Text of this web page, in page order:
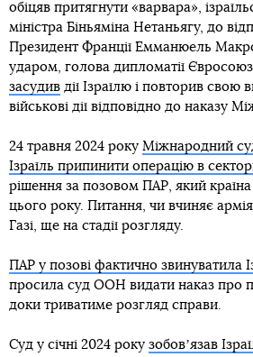
обіцяв притягнути «варвара»,
міністра Біньяміна Нетаньягу, до
Президент Франції Емманюель
ударом, голова дипломатії
засудив дії Ізраїлю і повторив свою
військові дії відповідно до наказу
24 травня 2024 року Міжнародний
Ізраїль припинити операцію в
рішення за позовом ПАР, який
цього року. Питання, чи вчиняє
Газі, ще на стадії розгляду.
ПАР у позові фактично звинуватила
просила суд ООН видати наказ про
доки триватиме розгляд справи.
Суд у січні 2024 року зобовʼязав